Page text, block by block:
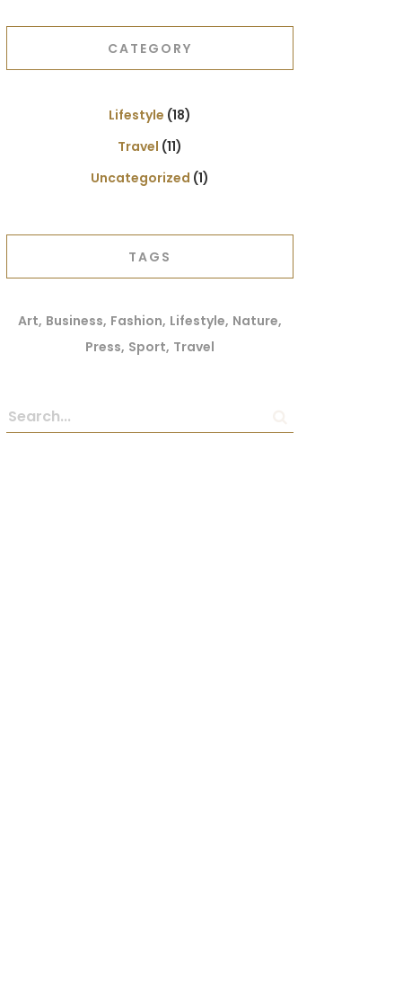
CATEGORY
Lifestyle (18)
Travel (11)
Uncategorized (1)
TAGS
Art Business Fashion Lifestyle Nature
Press Sport Travel